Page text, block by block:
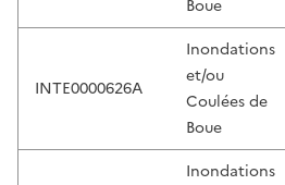
Boue
INTE0000626A
Inondations
et/ou
Coulées de
Boue
Inondations